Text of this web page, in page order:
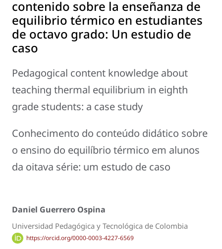
contenido sobre la enseñanza de
equilibrio térmico en estudiantes
de octavo grado: Un estudio de
caso
Pedagogical content knowledge about
teaching thermal equilibrium in eighth
grade students: a case study
Conhecimento do conteúdo didático sobre
o ensino do equilíbrio térmico em alunos
da oitava série: um estudo de caso
Daniel Guerrero Ospina
Universidad Pedagógica y Tecnológica de Colombia
https://orcid.org/0000-0003-4227-6569